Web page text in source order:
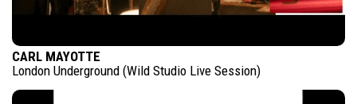
CARL MAYOTTE
London Underground (Wild Studio Live Session)